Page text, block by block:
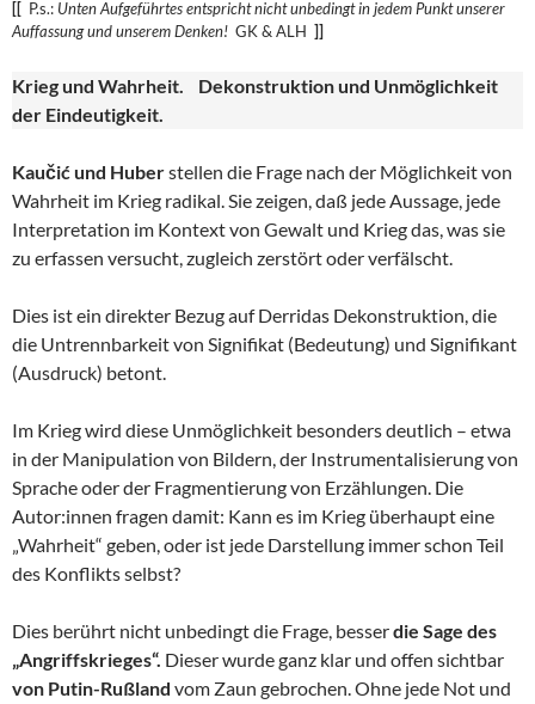
[[ P.s.: Unten Aufgeführtes entspricht nicht unbedingt in jedem Punkt unserer
Auffassung und unseremDenken! GK & ALH ]]
Krieg und Wahrheit. Dekonstruktion und Unmöglichkeit
der Eindeutigkeit.
Kaučić und Huberstellen die Frage nach der Möglichkeit von
Wahrheit im Krieg radikal. Sie zeigen, daß jede Aussage, jede
Interpretation im Kontext von Gewalt und Krieg das, was sie
zu erfassen versucht, zugleich zerstört oder verfälscht.
Dies ist ein direkter Bezug auf Derridas Dekonstruktion, die
die Untrennbarkeit von Signifikat (Bedeutung) und Signifikant
(Ausdruck) betont.
Im Krieg wird diese Unmöglichkeit besonders deutlich – etwa
in der Manipulation von Bildern, der Instrumentalisierung von
Sprache oder der Fragmentierung von Erzählungen. Die
Autor:innen fragen damit: Kann es im Krieg überhaupt eine
„Wahrheit“ geben, oder ist jede Darstellung immer schon Teil
des Konflikts selbst?
Dies berührt nicht unbedingt die Frage, besserdie Sage des
„Angriffskrieges“. Dieser wurde ganz klar und offen sichtbar
von Putin-Rußland vom Zaun gebrochen. Ohne jede Not und